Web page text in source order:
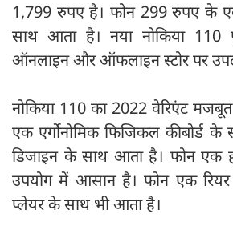
1,799 रुपए है। फोन 299 रुपए के
साथ आता है। नया नोकिया 110
ऑनलाइन और ऑफलाइन स्टोर पर
नोकिया 110 का 2022 वेरिएंट
एक एर्गोनोमिक फिजिकल कीबोर्ड
डिजाइन के साथ आता है। फोन एक
उपयोग में आसान है। फोन एक
प्लेयर के साथ भी आता है।